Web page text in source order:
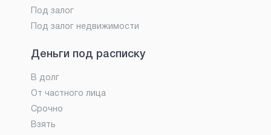
Под залог
Под залог недвижимости
Деньги под расписку
В долг
От частного лица
Срочно
Взять